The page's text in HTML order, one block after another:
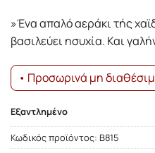
»Ένα απαλό αεράκι τής
βασιλεύει ησυχία. Και
• Προσωρινά μη
Εξαντλημένο
Κωδικός προϊόντος: Β815